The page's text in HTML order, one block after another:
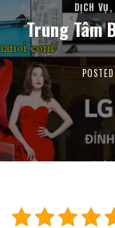
DỊCH VỤ,
Trung Tâm